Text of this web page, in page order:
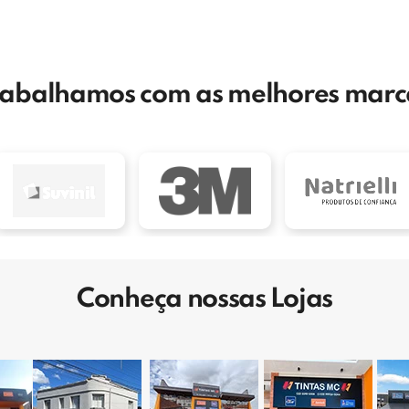
com as melhores
Conheça nossas Lojas